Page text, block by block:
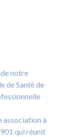
notre
de Santé de
association à
qui réunit